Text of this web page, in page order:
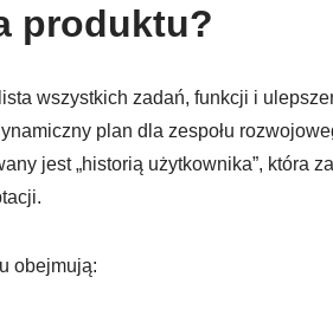
produktu?
wszystkich zadań, funkcji i
plan dla zespołu
jest „historią użytkownika”, która
obejmują: